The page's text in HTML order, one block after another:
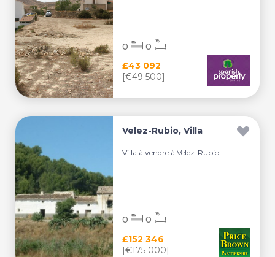
£43 092
[€49 500]
0 0
Velez-Rubio, Villa
Villa à vendre à Velez-Rubio.
£152 346
[€175 000]
0 0